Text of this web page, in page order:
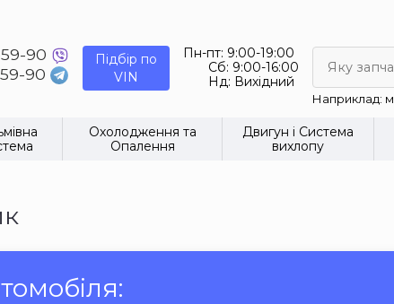
90
90
Підбір по
VIN
Пн-пт: 9:00-19:00
Сб: 9:00-16:00
Нд: Вихідний
Яку
Наприклад:
Охолодження та
Опалення
Двигун і Система
вихлопу